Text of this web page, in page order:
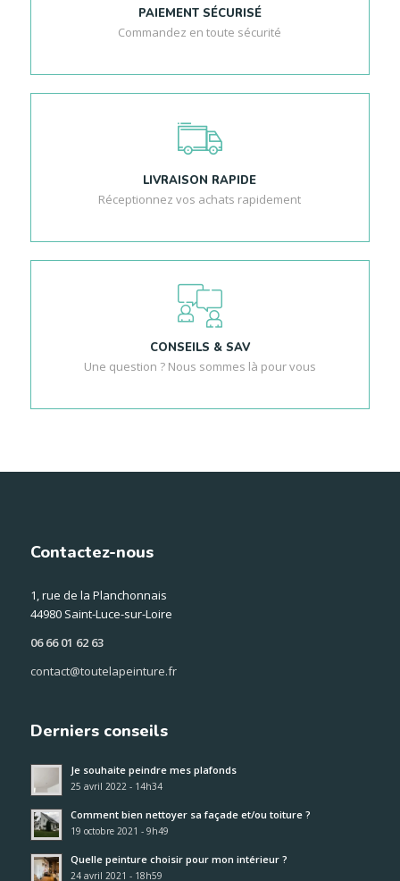
PAIEMENT SÉCURISÉ
Commandez en toute sécurité
LIVRAISON RAPIDE
Réceptionnez vos achats rapidement
CONSEILS & SAV
Une question ? Nous sommes là pour vous
Contactez-nous
1, rue de la Planchonnais
44980 Saint-Luce-sur-Loire
06 66 01 62 63
contact@toutelapeinture.fr
Derniers conseils
Je souhaite peindre mes plafonds
25 avril 2022 - 14h34
Comment bien nettoyer sa façade et/ou toiture ?
19 octobre 2021 - 9h49
Quelle peinture choisir pour mon intérieur ?
24 avril 2021 - 18h59